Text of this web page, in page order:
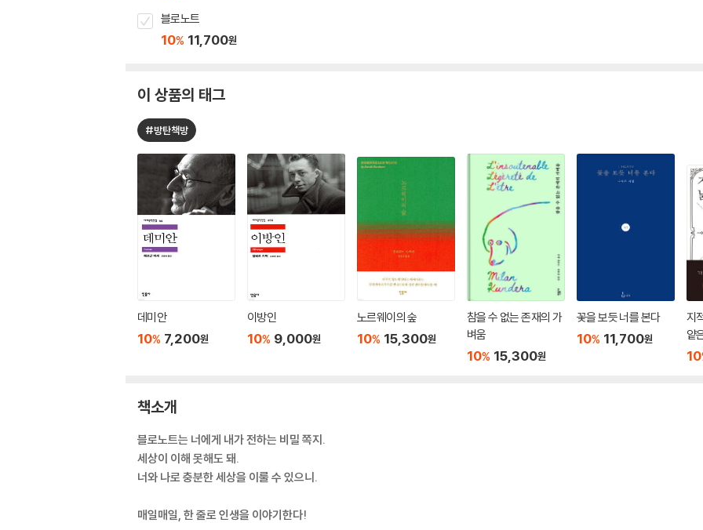
블로노트
10% 11,700원
이 상품의 태그
#방탄책방
데미안
10% 7,200원
이방인
10% 9,000원
노르웨이의 숲
10% 15,300원
참을 수 없는 존재의 가
벼움
10% 15,300원
꽃을 보듯 너를 본다
10% 11,700원
지
얕
10
책소개
블로노트는 너에게 내가 전하는 비밀 쪽지.
세상이 이해 못해도 돼.
너와 나로 충분한 세상을 이룰 수 있으니.
매일매일, 한 줄로 인생을 이야기한다!